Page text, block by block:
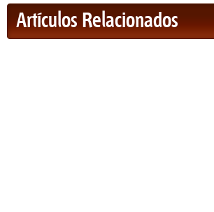
Artículos Relacionados